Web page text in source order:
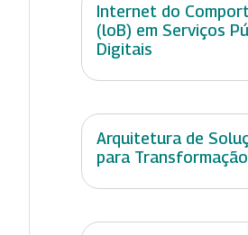
Internet do
(loB) em Serviços
Digitais
Arquitetura de
para